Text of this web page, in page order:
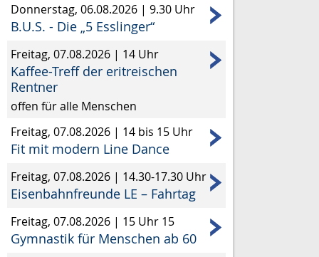
Donnerstag, 06.08.2026 | 9.30 Uhr
B.U.S. - Die „5 Esslinger“
Freitag, 07.08.2026 | 14 Uhr
Kaffee-Treff der eritreischen
Rentner
offen für alle Menschen
Freitag, 07.08.2026 | 14 bis 15 Uhr
Fit mit modern Line Dance
Freitag, 07.08.2026 | 14.30-17.30 Uhr
Eisenbahnfreunde LE – Fahrtag
Freitag, 07.08.2026 | 15 Uhr 15
Gymnastik für Menschen ab 60